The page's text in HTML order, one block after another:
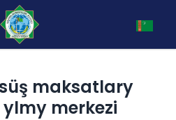
maksatlary
merkezi